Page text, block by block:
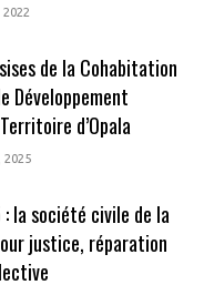
2022
de la Cohabitation
Développement
d’Opala
2025
la société civile de la
justice, réparation